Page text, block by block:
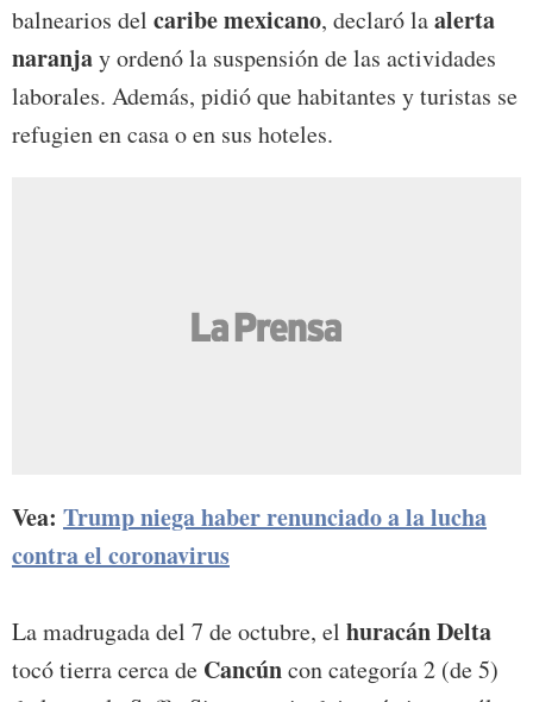
balnearios del caribe mexicano, declaró laalerta
naranjay ordenó la suspensión de las actividades
laborales. Además, pidió que habitantes y turistas se
refugien en casa o en sus hoteles.
Vea: Trump niega haber renunciado a la lucha
contra el coronavirus
La madrugada del 7 de octubre, el huracán Delta
tocó tierra cerca de Cancúncon categoría 2 (de 5)